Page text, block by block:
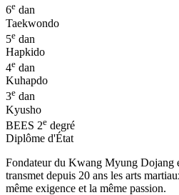
6e dan
Taekwondo
5e dan
Hapkido
4e dan
Kuhapdo
3e dan
Kyusho
BEES 2e degré
Diplôme d'État
Fondateur du Kwang Myung Dojang
transmet depuis 20 ans les arts
même exigence et la même passion.